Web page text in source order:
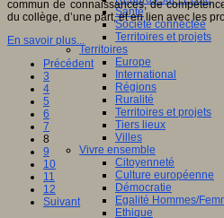
Santé
Société connectée
Territoires et projets
Territoires
Europe
International
Régions
Ruralité
Territoires et projets
Tiers lieux
Villes
Vivre ensemble
Citoyenneté
Culture européenne
Démocratie
Egalité Hommes/
Ethique
commun de connaissances, de
du collège, d’une part, et en lien avec les
En savoir plus...
Précédent
3
4
5
6
7
8
9
10
11
12
Suivant